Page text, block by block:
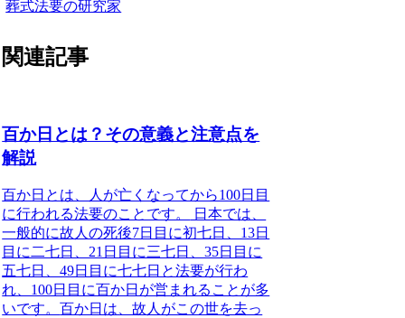
葬式法要の研究家
関連記事
百か日とは？その意義と注意点を
解説
百か日とは、人が亡くなってから100日目
に行われる法要のことです。
日本では、
一般的に故人の死後7日目に初七日、13日
目に二七日、21日目に三七日、35日目に
五七日、49日目に七七日と法要が行わ
れ、100日目に百か日が営まれることが多
いです。百か日は、故人がこの世を去っ